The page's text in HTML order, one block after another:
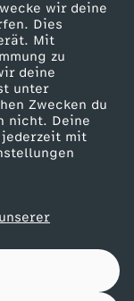
wir deine
Dies
Mit
zu
deine
unter
Zwecken du
nicht. Deine
jederzeit mit